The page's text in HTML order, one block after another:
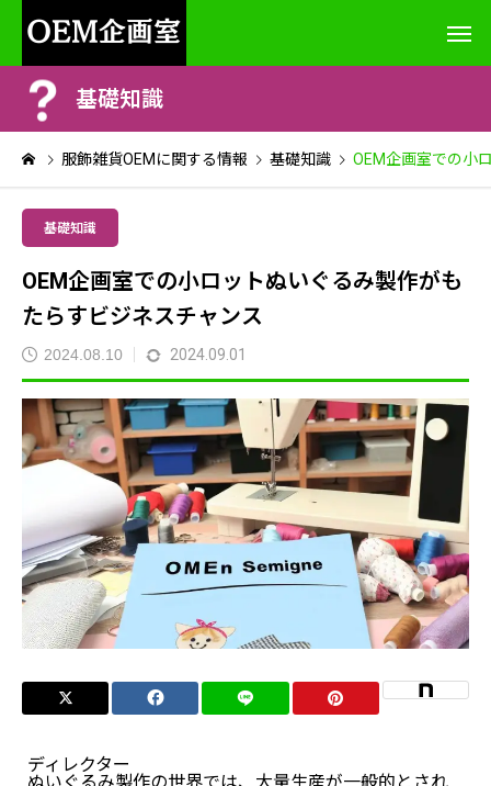
基礎知識
服飾雑貨OEMに関する情報 基礎知識 OEM企画室での小
基礎知識
OEM企画室での小ロットぬいぐるみ製作がも
たらすビジネスチャンス
2024.08.10 2024.09.01
ディレクター